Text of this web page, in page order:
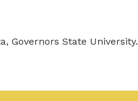
Governors State University.